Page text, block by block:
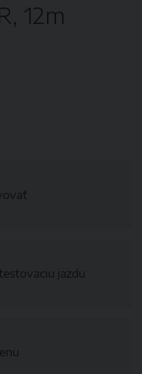
12m
jazdu